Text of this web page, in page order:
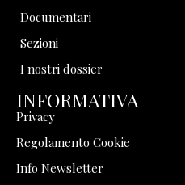
Documentari
Sezioni
I nostri dossier
INFORMATIVA
Privacy
Regolamento Cookie
Info Newsletter